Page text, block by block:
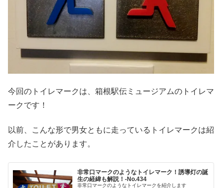
今回のトイレマークは、箱根駅伝ミュージアムのトイレマ
ークです！
以前、こんな形で男女ともに走っているトイレマークは紹
介したことがあります。
非常口マークのようなトイレマーク！誘導灯の誕
生の経緯も解説！‐No.434
非常口マークのようなトイレマークを紹介します